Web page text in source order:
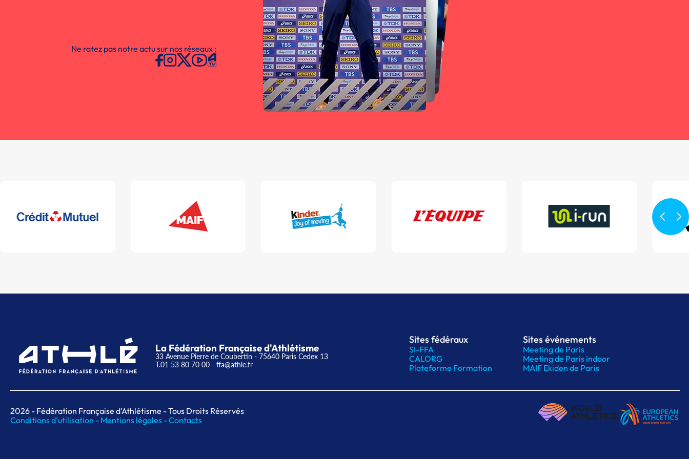
Ne ratez pas notre actu sur nos réseaux :
La Fédération Française d'Athlétisme
33 Avenue Pierre de Coubertin - 75640 Paris Cedex 13
T.01 53 80 70 00 - ffa@athle.fr
Sites fédéraux
SI-FFA
CALORG
Plateforme Formation
Sites événements
Meeting de Paris
Meeting de Paris indoor
MAIF Ekiden de Paris
2026 - Fédération Française d'Athlétisme - Tous Droits Réservés
Conditions d'utilisation - Mentions légales -Contacts